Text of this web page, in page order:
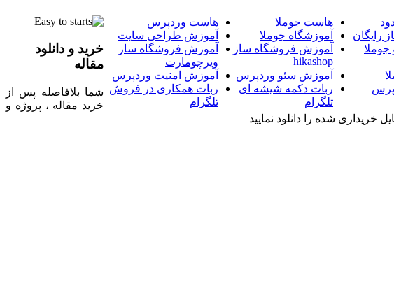
هاست جوملا
هاست وردپرس
رایگان آموزشگاه جوملا
آموزش طراحی سایت
آموزش فروشگاه ساز
hikashop
آموزش فروشگاه ساز
ویرچومارت
آموزش سئو وردپرس
آموزش امنیت وردپرس
ربات دکمه شیشه ای
تلگرام
ربات همکاری در فروش
تلگرام
خرید و دانلود
مقاله
شما بلافاصله پس از
خرید مقاله ، پروژه و
خریداری شده را دانلود نمایید